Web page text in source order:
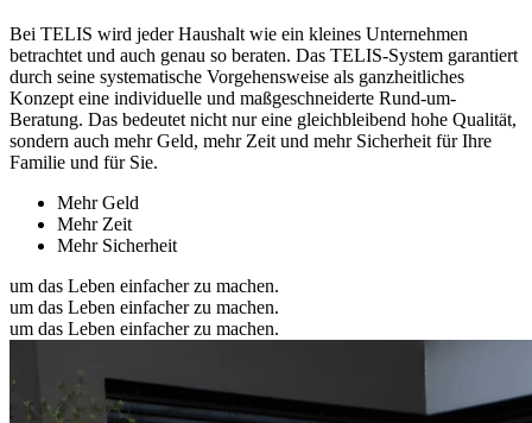
Bei TELIS wird jeder Haushalt wie ein kleines Unternehmen
betrachtet und auch genau so beraten. Das TELIS-System garantiert
durch seine systematische Vorgehensweise als ganzheitliches
Konzept eine individuelle und maßgeschneiderte Rund-um-
Beratung. Das bedeutet nicht nur eine gleichbleibend hohe Qualität,
sondern auch mehr Geld, mehr Zeit und mehr Sicherheit für Ihre
Familie und für Sie.
Mehr Geld
Mehr Zeit
Mehr Sicherheit
um das Leben einfacher zu machen.
um das Leben einfacher zu machen.
um das Leben einfacher zu machen.